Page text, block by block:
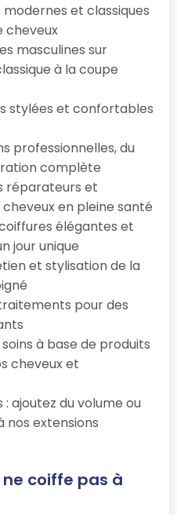
et classiques
cheveux
masculines sur
à la coupe
stylées et confortables
professionnelles, du
complète
réparateurs et
en pleine santé
élégantes et
jour unique
et stylisation de la
pour des
à base de produits
cheveux et
ajoutez du volume ou
nos extensions
coiffe pas à